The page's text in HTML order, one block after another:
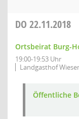
DO 22.11.2018
Ortsbeirat Burg-
19:00-19:53 Uhr
Landgasthof
Öffentliche